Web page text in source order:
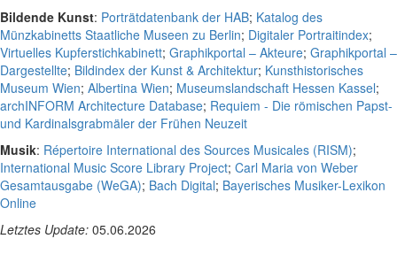
Bildende Kunst: Porträtdatenbank der HAB; Katalog des
Münzkabinetts Staatliche Museen zu Berlin; Digitaler Portraitindex;
Virtuelles Kupferstichkabinett; Graphikportal – Akteure; Graphikportal –
Dargestellte; Bildindex der Kunst & Architektur; Kunsthistorisches
Museum Wien; Albertina Wien; Museumslandschaft Hessen Kassel;
archINFORM Architecture Database; Requiem - Die römischen Papst-
und Kardinalsgrabmäler der Frühen Neuzeit
Musik: Répertoire International des Sources Musicales (RISM);
International Music Score Library Project; Carl Maria von Weber
Gesamtausgabe (WeGA); Bach Digital; Bayerisches Musiker-Lexikon
Online
Letztes Update: 05.06.2026